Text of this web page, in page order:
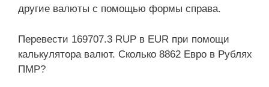
другие валюты с помощью формы справа.
Перевести 169707.3 RUP в EUR при помощи
калькулятора валют. Сколько 8862 Евро в Рублях
ПМР?